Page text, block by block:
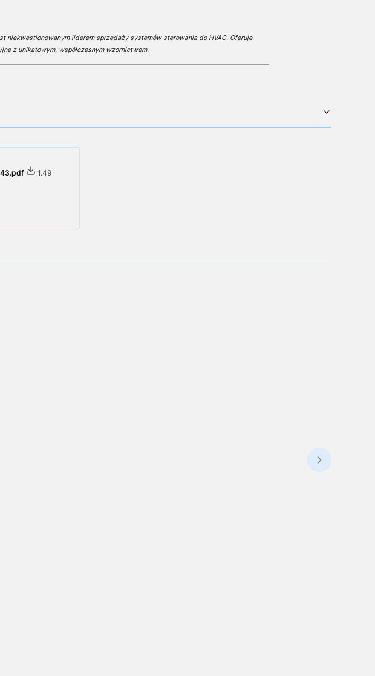
niekwestionowanym liderem sprzedaży systemów sterowania do HVAC. Oferuje
z unikatowym, współczesnym wzornictwem.
1.49